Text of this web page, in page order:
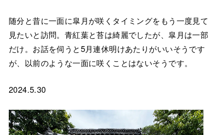
随分と昔に一面に皐月が咲くタイミングをもう一度見て
見たいと訪問。青紅葉と苔は綺麗でしたが、皐月は一部
だけ。お話を伺うと5月連休明けあたりがいいそうです
が、以前のような一面に咲くことはないそうです。
2024.5.30